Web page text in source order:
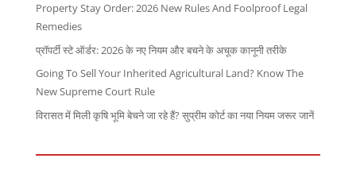
Property Stay Order: 2026 New Rules And Foolproof Legal
Remedies
प्रॉपर्टी स्टे ऑर्डर: 2026 के नए नियम और बचने के अचूक कानूनी तरीके
Going To Sell Your Inherited Agricultural Land? Know The
New Supreme Court Rule
विरासत में मिली कृषि भूमि बेचने जा रहे हैं? सुप्रीम कोर्ट का नया नियम जरूर जानें